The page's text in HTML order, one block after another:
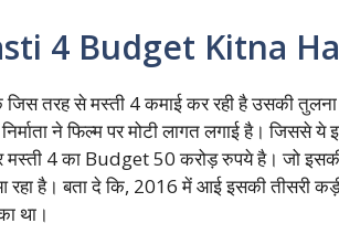
4 Budget Kitna
जिस तरह से मस्ती 4 कमाई कर रही है उसकी
ने फिल्म पर मोटी लागत लगाई है। जिससे
मस्ती 4 का Budget 50 करोड़ रुपये है। जो
है। बता दे कि, 2016 में आई इसकी तीसरी
था।